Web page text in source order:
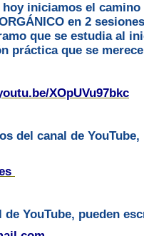
iniciamos el
en 2
que se estudia al
práctica que se
XOpUVu97bkc
del canal de
YouTube, pueden